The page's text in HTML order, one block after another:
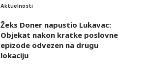
Aktuelnosti
Žeks Doner napustio Lukavac:
Objekat nakon kratke poslovne
epizode odvezen na drugu
lokaciju